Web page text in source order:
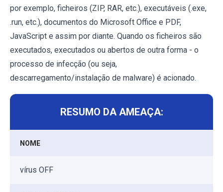
por exemplo, ficheiros (ZIP, RAR, etc.), executáveis (.exe,
.run, etc.), documentos do Microsoft Office e PDF,
JavaScript e assim por diante. Quando os ficheiros são
executados, executados ou abertos de outra forma - o
processo de infecção (ou seja,
descarregamento/instalação de malware) é acionado.
RESUMO DA AMEAÇA:
NOME
vírus OFF